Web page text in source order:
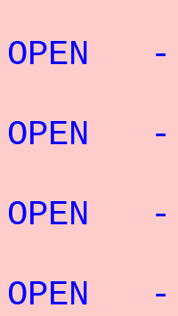
OPEN -
OPEN -
OPEN -
OPEN -